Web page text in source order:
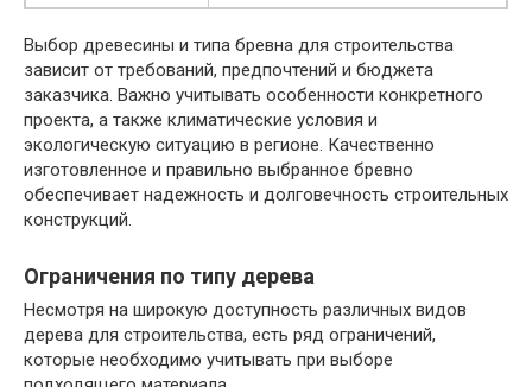
Выбор древесины и типа бревна для строительства
зависит от требований, предпочтений и бюджета
заказчика. Важно учитывать особенности конкретного
проекта, а также климатические условия и
экологическую ситуацию в регионе. Качественно
изготовленное и правильно выбранное бревно
обеспечивает надежность и долговечность строительных
конструкций.
Ограничения по типу дерева
Несмотря на широкую доступность различных видов
дерева для строительства, есть ряд ограничений,
которые необходимо учитывать при выборе